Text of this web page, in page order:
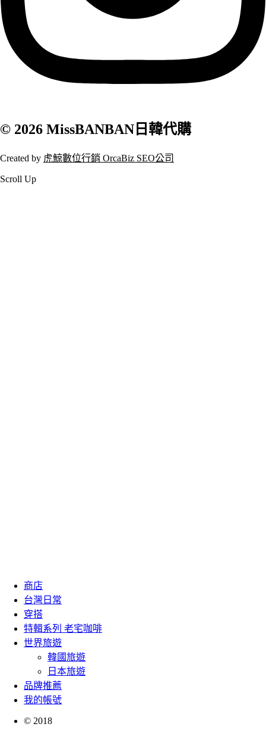
© 2026 MissBANBAN日韓代購
Created by 虎鯨數位行銷 OrcaBiz SEO公司
Scroll Up
商店
台灣日常
穿搭
特輯系列 老宅咖啡
世界旅遊
韓國旅遊
日本旅遊
品牌推薦
我的帳號
© 2018